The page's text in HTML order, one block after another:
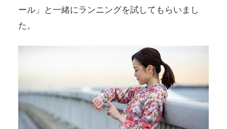
ール」と一緒にランニングを試してもらいまし
た。